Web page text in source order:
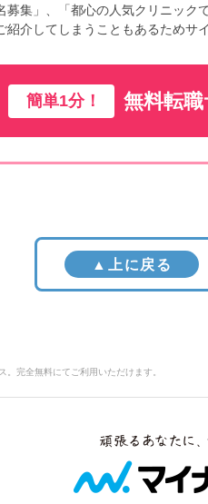
募集」、「都心の人気クリニッ
介してしまうこともあるためサ
簡単1分！ 無料転
▲上に戻る
。完全無料にてご利用いただけます。